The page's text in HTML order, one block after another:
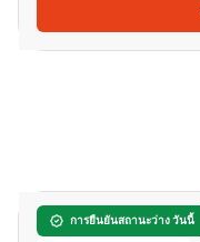
การยืนยันสถานะว่าง วันนี้
วินด์ สุขุมวิท 23